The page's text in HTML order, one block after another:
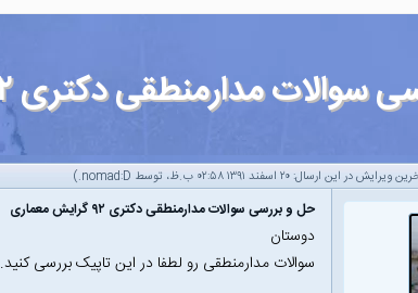
مدارمنطقی دکتری ۹۲ گرایش معماری
ویرایش در این ارسال: ۲۰ اسفند ۱۳۹۱ ۰۲:۵۸ ب.ظ، توسط nomad:D
.)
حل و بررسی سوالات مدارمنطقی دکتری ۹۲ گرایش معماری
دوستان
سوالات مدارمنطقی رو لطفا در این تاپیک بررسی کنید.